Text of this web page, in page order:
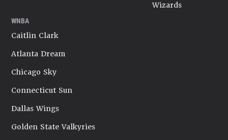
Wizards
WNBA
Caitlin Clark
Atlanta Dream
Chicago Sky
Connecticut Sun
Dallas Wings
Golden State Valkyries